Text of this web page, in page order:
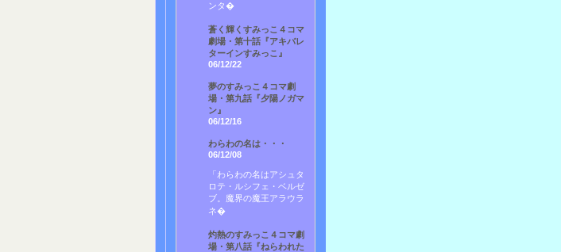
ンタ�
蒼く輝くすみっこ４コマ
劇場・第十話『アキバレ
ターインすみっこ』
06/12/22
夢のすみっこ４コマ劇
場・第九話『夕陽ノガマ
ン』
06/12/16
わらわの名は・・・
06/12/08
「わらわの名はアシュタ
ロテ・ルシフェ・ベルゼ
ブ。魔界の魔王アラウラ
ネ�
灼熱のすみっこ４コマ劇
場・第八話『ねらわれた